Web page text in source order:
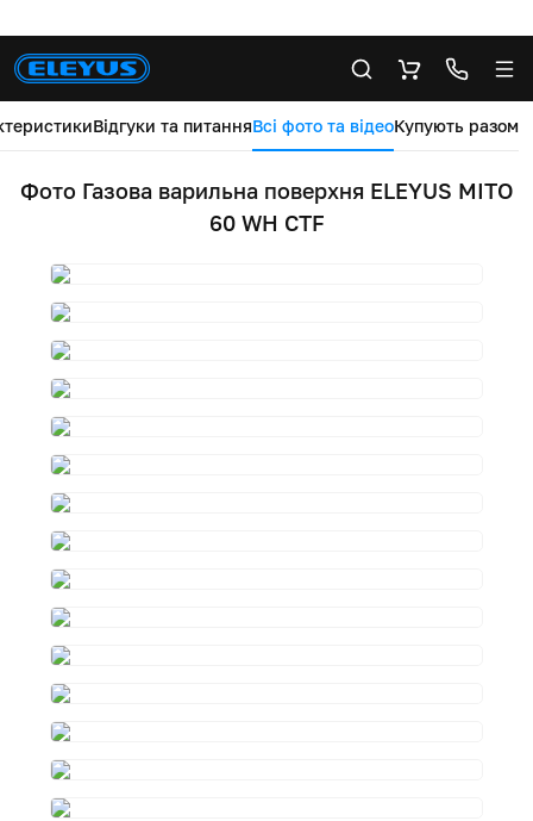
Відгуки та питанняВсі фото та відеоКупують разом
Фото Газова варильна поверхня ELEYUS MITO
60 WH CTF